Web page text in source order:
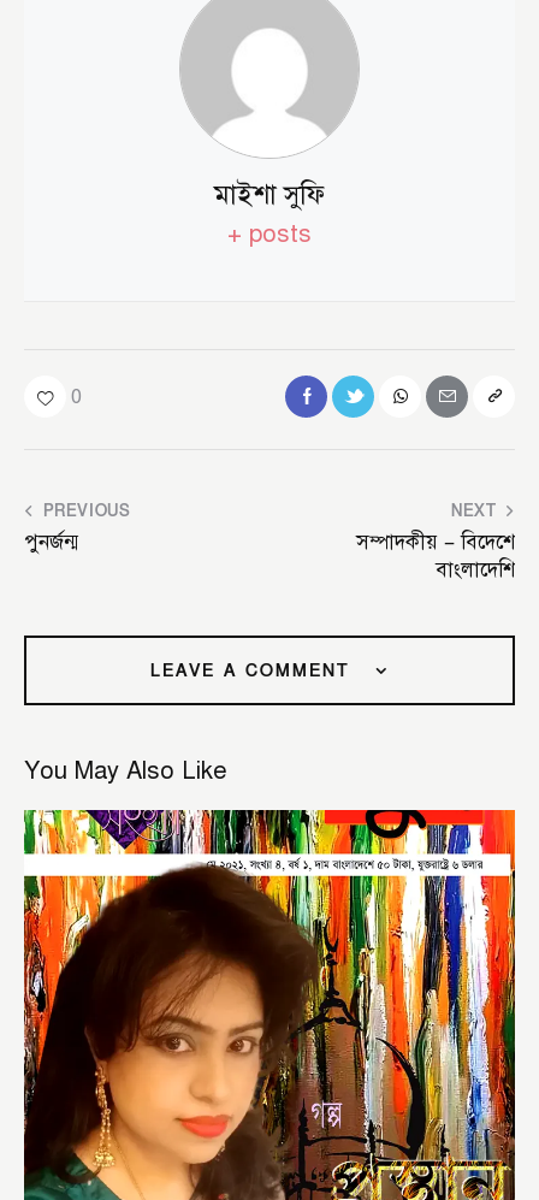
মাইশা সুফি
+ posts
0
PREVIOUS
পুনর্জন্ম
NEXT
সম্পাদকীয় – বিদেশে
বাংলাদেশি
LEAVE A COMMENT
You May Also Like